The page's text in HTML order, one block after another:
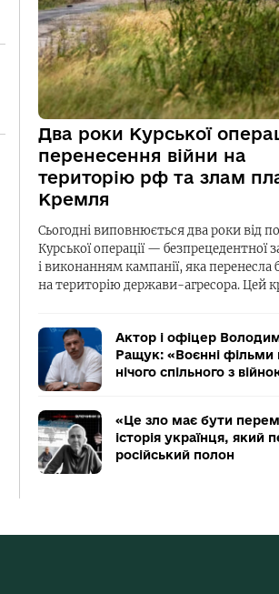
Два роки Курської
перенесення війни на
територію рф та злам
Кремля
Сьогодні виповнюється два роки від
Курської операції — безпрецедентної
і виконанням кампанії, яка перенесла
на територію держави-агресора. Цей
Актор і офіцер
Ращук: «Воєнні
нічого спільного з
«Це зло має бути
історія українця, який
російський полон